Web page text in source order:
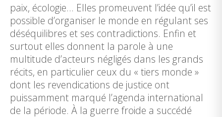
paix, écologie… Elles promeuvent l’idée qu’il est
possible d’organiser le monde en régulant ses
déséquilibres et ses contradictions. Enfin et
surtout elles donnent la parole à une
multitude d’acteurs négligés dans les grands
récits, en particulier ceux du « tiers monde »
dont les revendications de justice ont
puissamment marqué l’agenda international
de la période. À la guerre froide a succédé